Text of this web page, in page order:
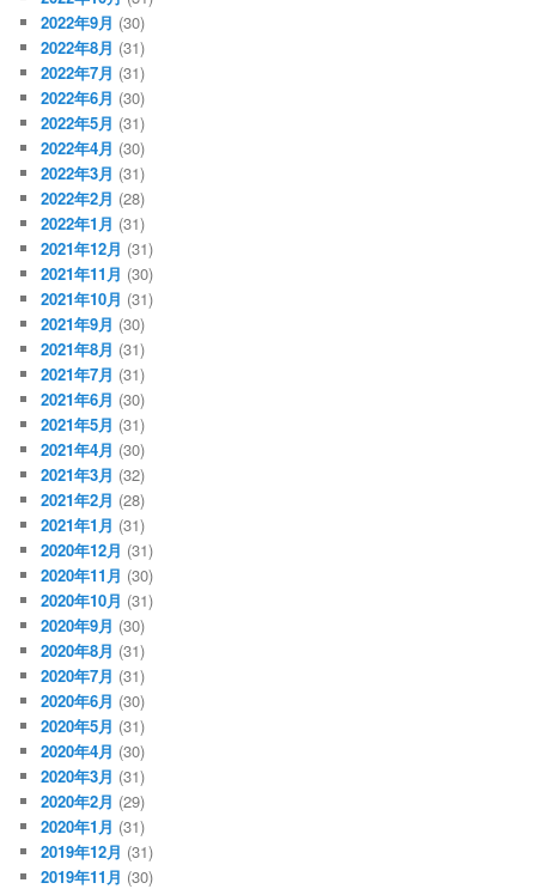
2022年9月 (30)
2022年8月 (31)
2022年7月 (31)
2022年6月 (30)
2022年5月 (31)
2022年4月 (30)
2022年3月 (31)
2022年2月 (28)
2022年1月 (31)
2021年12月 (31)
2021年11月 (30)
2021年10月 (31)
2021年9月 (30)
2021年8月 (31)
2021年7月 (31)
2021年6月 (30)
2021年5月 (31)
2021年4月 (30)
2021年3月 (32)
2021年2月 (28)
2021年1月 (31)
2020年12月 (31)
2020年11月 (30)
2020年10月 (31)
2020年9月 (30)
2020年8月 (31)
2020年7月 (31)
2020年6月 (30)
2020年5月 (31)
2020年4月 (30)
2020年3月 (31)
2020年2月 (29)
2020年1月 (31)
2019年12月 (31)
2019年11月 (30)